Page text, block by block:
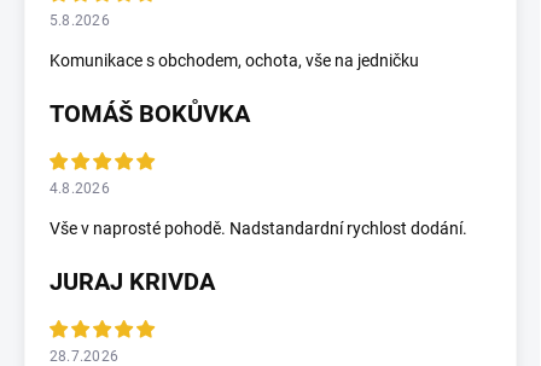
5.8.2026
Komunikace s obchodem, ochota, vše na jedničku
TOMÁŠ BOKŮVKA
4.8.2026
Vše v naprosté pohodě. Nadstandardní rychlost dodání.
JURAJ KRIVDA
28.7.2026